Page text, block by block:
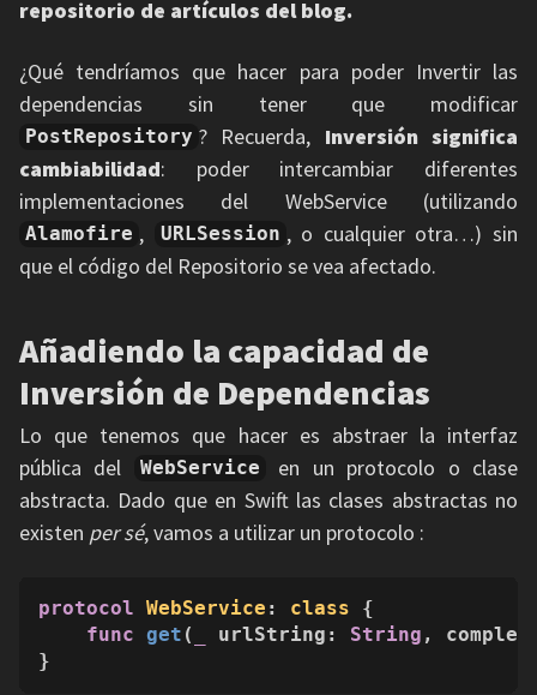
repositorio de artículos del blog.
¿Qué tendríamos que hacer para poder Invertir las
dependencias sin tener que modificar
PostRepository ? Recuerda, Inversión significa
cambiabilidad: poder intercambiar diferentes
implementaciones del WebService (utilizando
Alamofire , URLSession , o cualquier otra…) sin
que el código del Repositorio se vea afectado.
Añadiendo la capacidad de
Inversión de Dependencias
Lo que tenemos que hacer es abstraer la interfaz
pública del
WebService
en un protocolo o clase
abstracta. Dado que en Swift las clases abstractas no
existen per sé, vamos a utilizar un protocolo :
protocol WebService : class {
func get ( urlString : String ,
}